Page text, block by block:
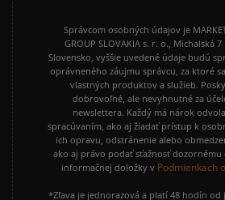
Správcom osobných údajov je
GROUP SLOVAKIA s. r. o., Michalská
Slovensko, vyššie uvedené údaje budú
oprávneného záujmu správcu, za ktoré
vlastných produktov a služieb.
dobrovoľné, ale nevyhnutné za
newslettera. Každý má nárok
spracúvaním, ako aj žiadať prístup k
ich opravu, odstránenie alebo
ako aj právo podať sťažnosť dozornému
informačnej doložky v Podmienkach
*Zľava je jednorazová a platí 48 hodín od